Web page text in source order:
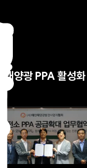
태양광 PPA 활성